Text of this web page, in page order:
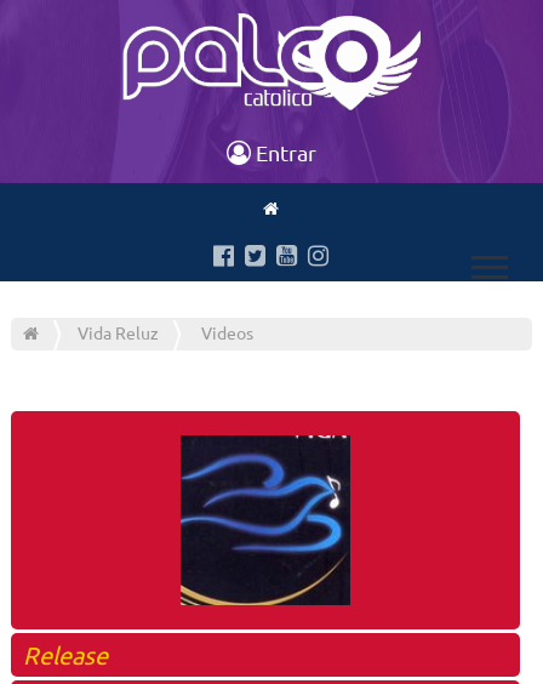
Entrar
Vida Reluz Videos
Release